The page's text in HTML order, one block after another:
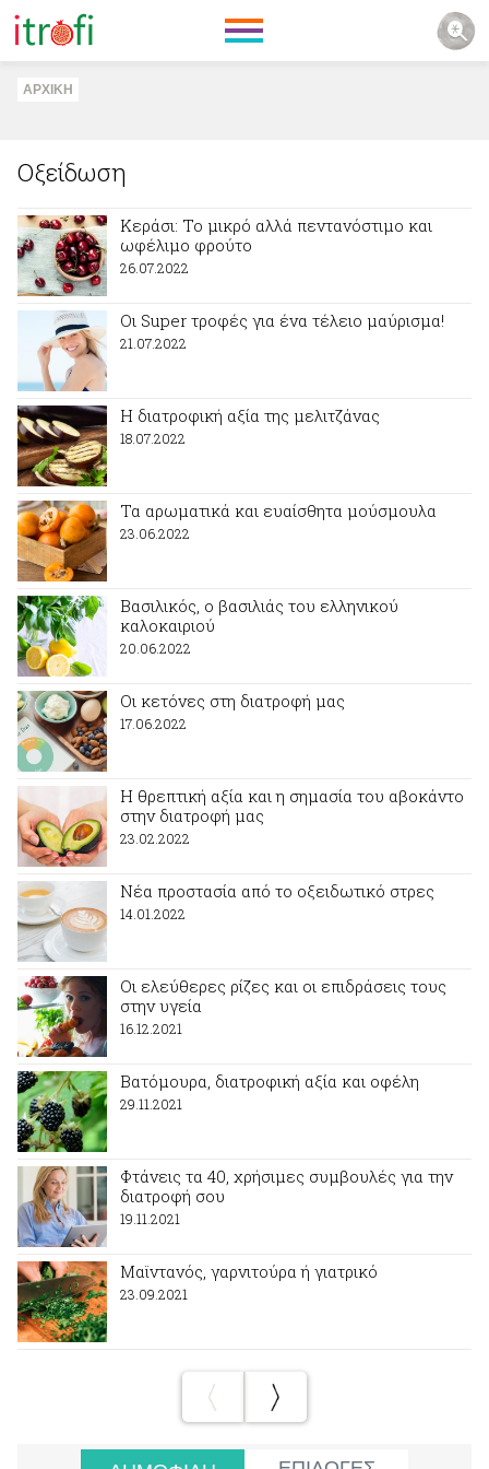
ΑΡΧΙΚΗ
Οξείδωση
Κεράσι: Το μικρό αλλά πεντανόστιμο και
ωφέλιμο φρούτο
26.07.2022
Oι Super τροφές για ένα τέλειο μαύρισμα!
21.07.2022
Η διατροφική αξία της μελιτζάνας
18.07.2022
Τα αρωματικά και ευαίσθητα μούσμουλα
23.06.2022
Βασιλικός, ο βασιλιάς του ελληνικού
καλοκαιριού
20.06.2022
Οι κετόνες στη διατροφή μας
17.06.2022
Η θρεπτική αξία και η σημασία του αβοκάντο
στην διατροφή μας
23.02.2022
Νέα προστασία από το οξειδωτικό στρες
14.01.2022
Οι ελεύθερες ρίζες και οι επιδράσεις τους
στην υγεία
16.12.2021
Βατόμουρα, διατροφική αξία και οφέλη
29.11.2021
Φτάνεις τα 40, χρήσιμες συμβουλές για την
διατροφή σου
19.11.2021
Μαϊντανός, γαρνιτούρα ή γιατρικό
23.09.2021